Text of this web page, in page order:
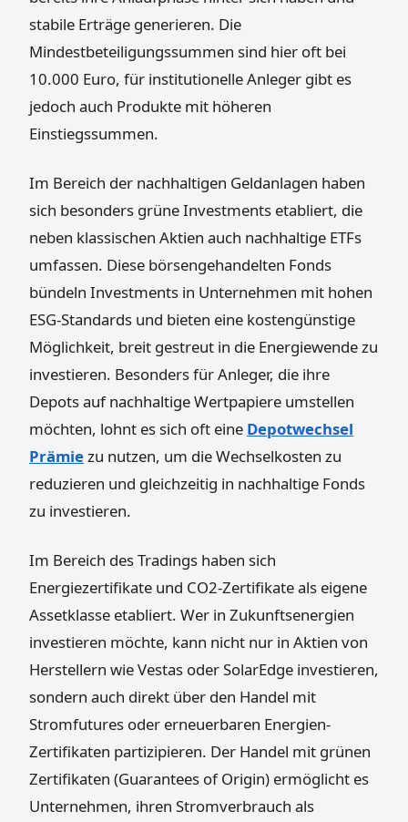
stabile Erträge generieren. Die
Mindestbeteiligungssummen sind hier oft bei
10.000 Euro, für institutionelle Anleger gibt es
jedoch auch Produkte mit höheren
Einstiegssummen.
Im Bereich der nachhaltigen Geldanlagen haben
sich besonders grüne Investments etabliert, die
neben klassischen Aktien auch nachhaltige ETFs
umfassen. Diese börsengehandelten Fonds
bündeln Investments in Unternehmen mit hohen
ESG-Standards und bieten eine kostengünstige
Möglichkeit, breit gestreut in die Energiewende zu
investieren. Besonders für Anleger, die ihre
Depots auf nachhaltige Wertpapiere umstellen
möchten, lohnt es sich oft eine Depotwechsel
Prämiezu nutzen, um die Wechselkosten zu
reduzieren und gleichzeitig in nachhaltige Fonds
zu investieren.
Im Bereich des Tradings haben sich
Energiezertifikate und CO2-Zertifikate als eigene
Assetklasse etabliert. Wer in Zukunftsenergien
investieren möchte, kann nicht nur in Aktien von
Herstellern wie Vestas oder SolarEdge investieren,
sondern auch direkt über den Handel mit
Stromfutures oder erneuerbaren Energien-
Zertifikaten partizipieren. Der Handel mit grünen
Zertifikaten (Guarantees of Origin) ermöglicht es
Unternehmen, ihren Stromverbrauch als